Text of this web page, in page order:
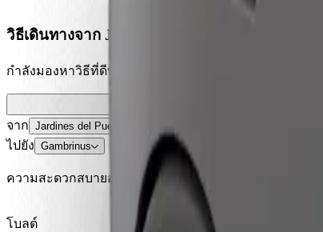
วิธีเดินทางจาก Jardines del Puerto ไปยัง
กำลังมองหาวิธีที่ดีที่สุดในการเดินทางจาก Jardines del
จาก Jardines del Puerto
ไปยัง Gambrinus
ความสะดวกสบายอยู่แค่ปลายนิ้วสัมผัส!
โบลต์